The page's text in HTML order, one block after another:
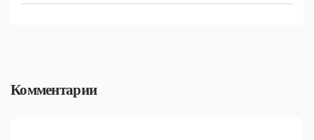
Комментарии